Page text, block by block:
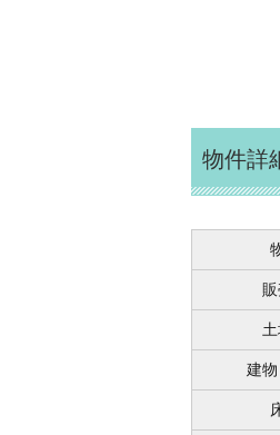
物件詳
建物